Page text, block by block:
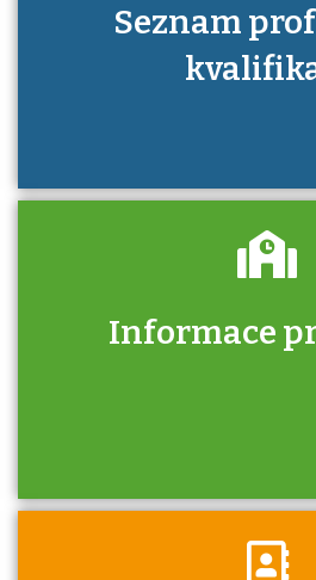
Seznam
Informace
Zjistěte, jak se přihlásit